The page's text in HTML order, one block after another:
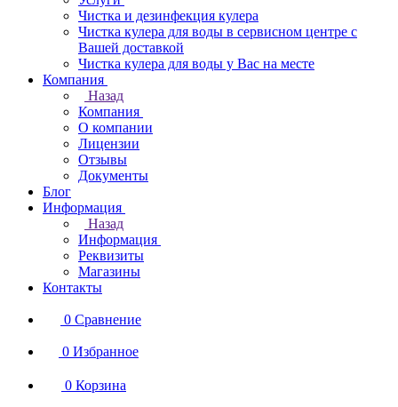
Чистка и дезинфекция кулера
Чистка кулера для воды в сервисном центре с
Вашей доставкой
Чистка кулера для воды у Вас на месте
Компания
Назад
Компания
О компании
Лицензии
Отзывы
Документы
Блог
Информация
Назад
Информация
Реквизиты
Магазины
Контакты
0 Сравнение
0 Избранное
0 Корзина